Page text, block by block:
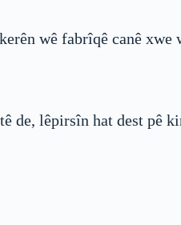
wê fabrîqê canê xwe
de, lêpirsîn hat dest pê